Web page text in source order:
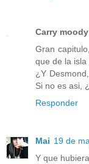
Carry moody
Gran
que de la
¿Y
Si no es asi,
Responder
Mai 19 de
Y que